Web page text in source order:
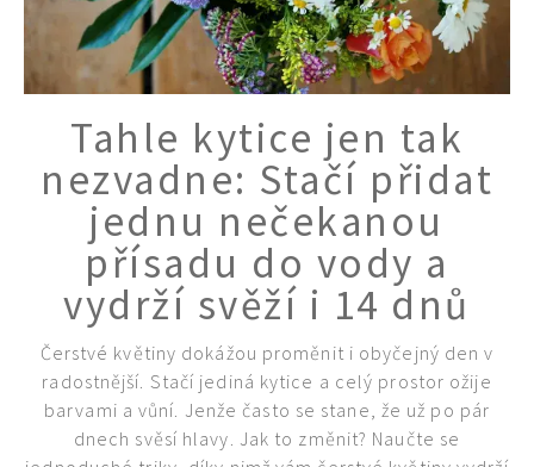
Tahle kytice jen tak
nezvadne: Stačí přidat
jednu nečekanou
přísadu do vody a
vydrží svěží i 14 dnů
Čerstvé květiny dokážou proměnit i obyčejný den v
radostnější. Stačí jediná kytice a celý prostor ožije
barvami a vůní. Jenže často se stane, že už po pár
dnech svěsí hlavy. Jak to změnit? Naučte se